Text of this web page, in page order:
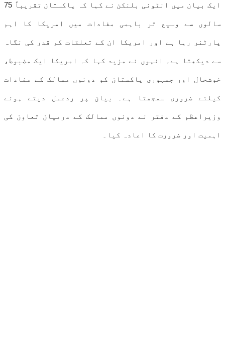
ایک بیان میں انٹونی بلنکن نے کہا کہ پاکستان تقریباً 75
سالوں سے وسیع تر باہمی مفادات میں امریکا کا اہم
پارٹنر رہا ہے اور امریکا ان کے تعلقات کو قدر کی نگاہ
سے دیکھتا ہے۔ انہوں نے مزید کہا کہ امریکا ایک مضبوط،
خوشحال اور جمہوری پاکستان کو دونوں ممالک کے مفادات
کیلئے ضروری سمجھتا ہے۔ بیان پر ردعمل دیتے ہوئے
وزیراعظم کے دفتر نے دونوں ممالک کے درمیان تعاون کی
اہمیت اور ضرورت کا اعادہ کیا۔